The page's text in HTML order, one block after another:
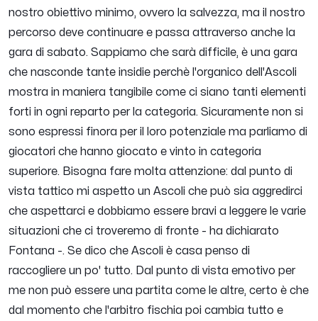
nostro obiettivo minimo, ovvero la salvezza, ma il nostro
percorso deve continuare e passa attraverso anche la
gara di sabato. Sappiamo che sarà difficile, è una gara
che nasconde tante insidie perchè l'organico dell'Ascoli
mostra in maniera tangibile come ci siano tanti elementi
forti in ogni reparto per la categoria. Sicuramente non si
sono espressi finora per il loro potenziale ma parliamo di
giocatori che hanno giocato e vinto in categoria
superiore. Bisogna fare molta attenzione: dal punto di
vista tattico mi aspetto un Ascoli che può sia aggredirci
che aspettarci e dobbiamo essere bravi a leggere le varie
situazioni che ci troveremo di fronte - ha dichiarato
Fontana -. Se dico che Ascoli è casa penso di
raccogliere un po' tutto. Dal punto di vista emotivo per
me non può essere una partita come le altre, certo è che
dal momento che l'arbitro fischia poi cambia tutto e